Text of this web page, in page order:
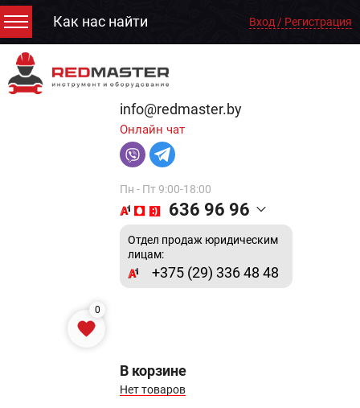
Как нас найти Вход / Регистрация
info@redmaster.by
Онлайн чат
Пн - Пт 9:00-18:00
636 96 96
Отдел продаж юридическим
лицам:
+375 (29) 336 48 48
0
В корзине
Нет товаров